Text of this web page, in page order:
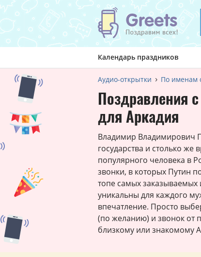
Календарь праздников
Аудио-открытки По именам
Поздравления
для Аркадия
Владимир Владимирович
государства и столько же
популярного человека в
звонки, в которых Путин
топе самых
уникальны для каждого
впечатление. Просто
(по желанию) и звонок от
близкому или знакомому